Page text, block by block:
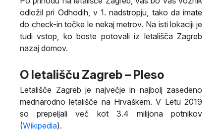
odložil pri Odhodih, v 1. nadstropju, tako da imate
do check-in točke le nekaj metrov. Na isti lokaciji je
tudi vstop, ko boste potovali iz letališča Zagreb
nazaj domov.
O letališču Zagreb – Pleso
Letališče Zagreb je največje in najbolj zasedeno
mednarodno letališče na Hrvaškem. V Letu 2019
so prepeljali več kot 3.4 milijona potnikov
(Wikipedia).